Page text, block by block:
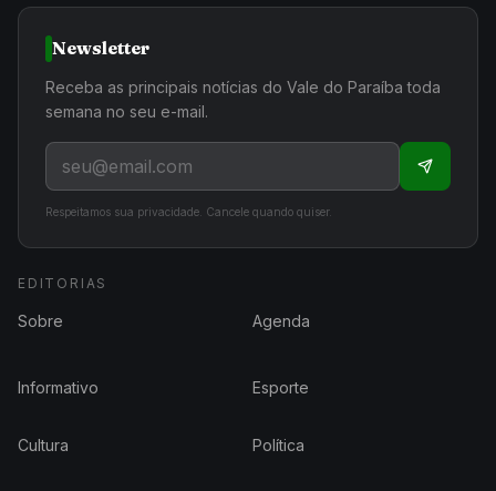
Newsletter
Receba as principais notícias do Vale do Paraíba toda
semana no seu e-mail.
Respeitamos sua privacidade. Cancele quando quiser.
EDITORIAS
Sobre Agenda
Informativo Esporte
Cultura Política